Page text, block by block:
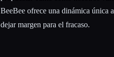
BeeBee ofrece una dinámica única
dejar margen para el fracaso.